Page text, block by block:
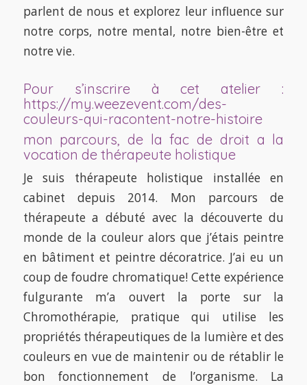
parlent de nous et explorez leur influence sur
notre corps, notre mental, notre bien-être et
notre vie.
Pour s’inscrire à cet atelier :
https://my.weezevent.com/des-
couleurs-qui-racontent-notre-histoire
mon parcours, de la fac de droit a la
vocation de thérapeute holistique
Je suis thérapeute holistique installée en
cabinet depuis 2014. Mon parcours de
thérapeute a débuté avec la découverte du
monde de la couleur alors que j’étais peintre
en bâtiment et peintre décoratrice. J’ai eu un
coup de foudre chromatique! Cette expérience
fulgurante m’a ouvert la porte sur la
Chromothérapie, pratique qui utilise les
propriétés thérapeutiques de la lumière et des
couleurs en vue de maintenir ou de rétablir le
bon fonctionnement de l’organisme. La